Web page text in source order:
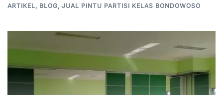
ARTIKEL, BLOG, JUAL PINTU PARTISI KELAS BONDOWOSO